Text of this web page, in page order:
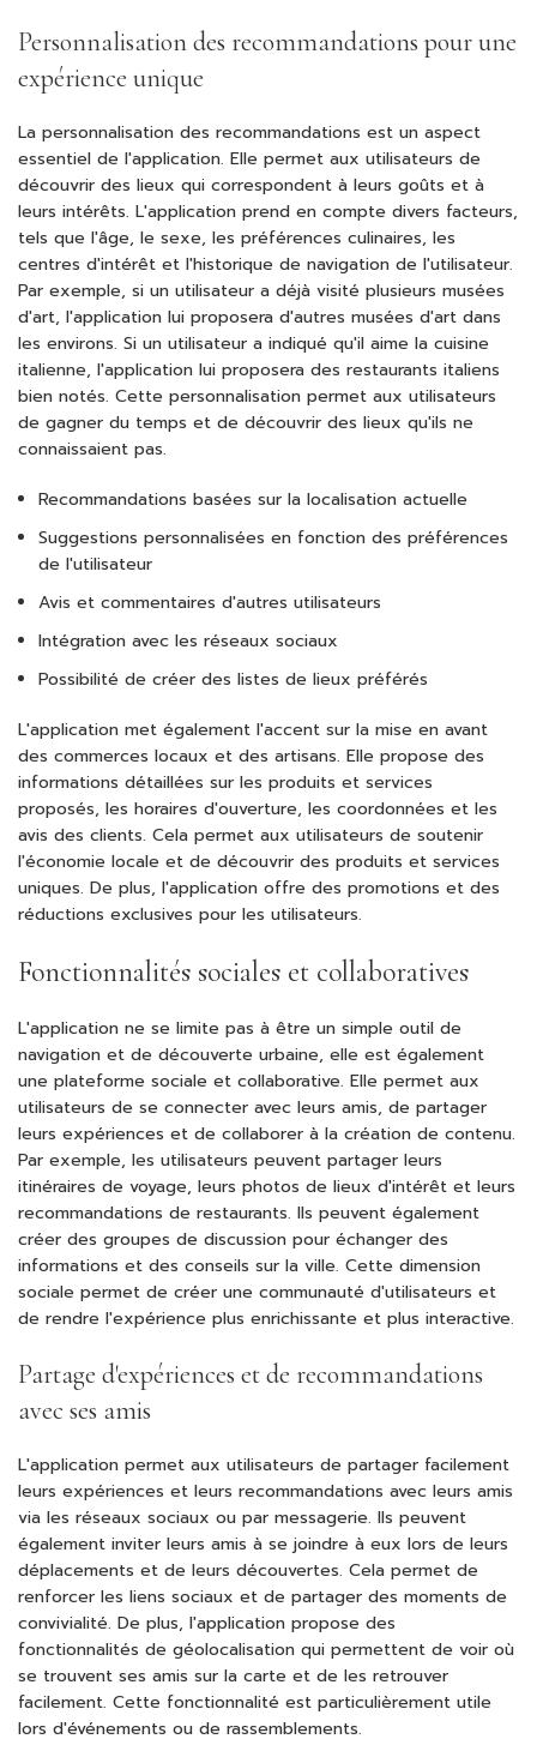
Personnalisation des recommandations pour une
expérience unique
La personnalisation des recommandations est un aspect
essentiel de l'application. Elle permet aux utilisateurs de
découvrir des lieux qui correspondent à leurs goûts et à
leurs intérêts. L'application prend en compte divers facteurs,
tels que l'âge, le sexe, les préférences culinaires, les
centres d'intérêt et l'historique de navigation de l'utilisateur.
Par exemple, si un utilisateur a déjà visité plusieurs musées
d'art, l'application lui proposera d'autres musées d'art dans
les environs. Si un utilisateur a indiqué qu'il aime la cuisine
italienne, l'application lui proposera des restaurants italiens
bien notés. Cette personnalisation permet aux utilisateurs
de gagner du temps et de découvrir des lieux qu'ils ne
connaissaient pas.
Recommandations basées sur la localisation actuelle
Suggestions personnalisées en fonction des préférences
de l'utilisateur
Avis et commentaires d'autres utilisateurs
Intégration avec les réseaux sociaux
Possibilité de créer des listes de lieux préférés
L'application met également l'accent sur la mise en avant
des commerces locaux et des artisans. Elle propose des
informations détaillées sur les produits et services
proposés, les horaires d'ouverture, les coordonnées et les
avis des clients. Cela permet aux utilisateurs de soutenir
l'économie locale et de découvrir des produits et services
uniques. De plus, l'application offre des promotions et des
réductions exclusives pour les utilisateurs.
Fonctionnalités sociales et collaboratives
L'application ne se limite pas à être un simple outil de
navigation et de découverte urbaine, elle est également
une plateforme sociale et collaborative. Elle permet aux
utilisateurs de se connecter avec leurs amis, de partager
leurs expériences et de collaborer à la création de contenu.
Par exemple, les utilisateurs peuvent partager leurs
itinéraires de voyage, leurs photos de lieux d'intérêt et leurs
recommandations de restaurants. Ils peuvent également
créer des groupes de discussion pour échanger des
informations et des conseils sur la ville. Cette dimension
sociale permet de créer une communauté d'utilisateurs et
de rendre l'expérience plus enrichissante et plus interactive.
Partage d'expériences et de recommandations
avec ses amis
L'application permet aux utilisateurs de partager facilement
leurs expériences et leurs recommandations avec leurs amis
via les réseaux sociaux ou par messagerie. Ils peuvent
également inviter leurs amis à se joindre à eux lors de leurs
déplacements et de leurs découvertes. Cela permet de
renforcer les liens sociaux et de partager des moments de
convivialité. De plus, l'application propose des
fonctionnalités de géolocalisation qui permettent de voir où
se trouvent ses amis sur la carte et de les retrouver
facilement. Cette fonctionnalité est particulièrement utile
lors d'événements ou de rassemblements.